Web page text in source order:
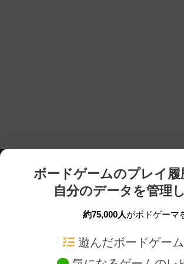
ボードゲームのプレイ履
自分のデータを管理
約75,000人がボドゲーマ
遊んだボードゲー